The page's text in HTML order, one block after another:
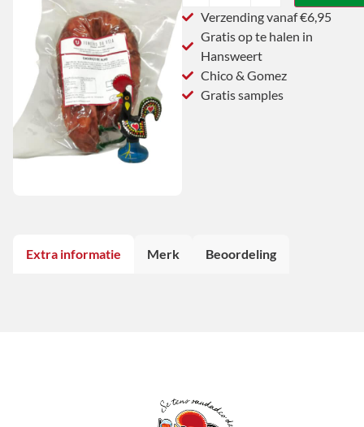
Verzending vanaf €6,95
Gratis op te halen in
Hansweert
Chico & Gomez
Gratis samples
Extra informatie Merk Beoordeling